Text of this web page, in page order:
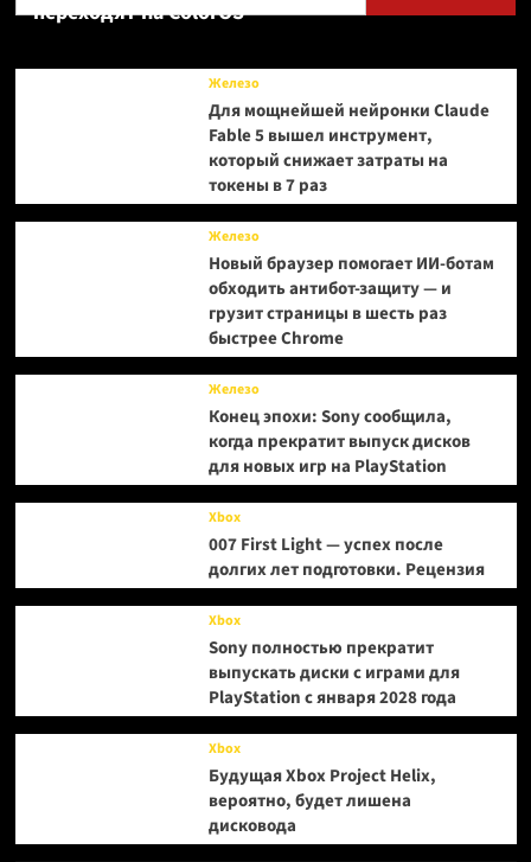
переходят на ColorOS
Железо
Для мощнейшей нейронки Claude
Fable 5 вышел инструмент,
который снижает затраты на
токены в 7 раз
Железо
Новый браузер помогает ИИ-ботам
обходить антибот-защиту — и
грузит страницы в шесть раз
быстрее Chrome
Железо
Конец эпохи: Sony сообщила,
когда прекратит выпуск дисков
для новых игр на PlayStation
Xbox
007 First Light — успех после
долгих лет подготовки. Рецензия
Xbox
Sony полностью прекратит
выпускать диски с играми для
PlayStation с января 2028 года
Xbox
Будущая Xbox Project Helix,
вероятно, будет лишена
дисковода